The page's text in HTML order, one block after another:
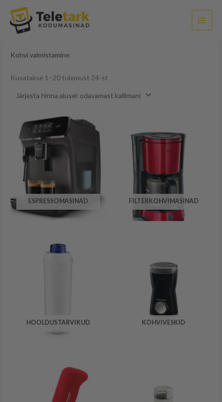
content
Kohvi valmistamine
Kuvatakse 1–20 tulemust 24-st
ESPRESSOMASINAD FILTERKOHVIMASINAD
HOOLDUSTARVIKUD KOHVIVESKID